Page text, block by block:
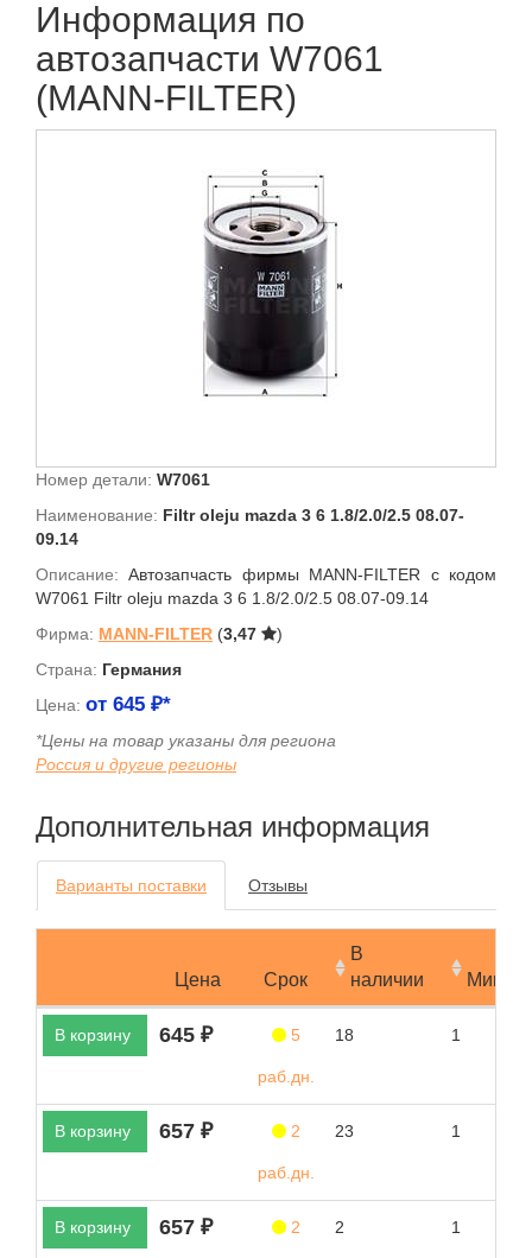
Информация по
автозапчасти W7061
(MANN-FILTER)
Номер детали: W7061
Наименование: Filtr oleju mazda 3 6 1.8/2.0/2.5 08.07-
09.14
Описание:Автозапчасть фирмы MANN-FILTER с кодом
W7061 Filtr oleju mazda 3 6 1.8/2.0/2.5 08.07-09.14
Фирма: MANN-FILTER (3,47
)
Страна: Германия
Цена: от 645 ₽*
*Цены на товар указаны для региона
Россия и другие регионы
Дополнительная информация
Варианты поставки Отзывы
Цена Срок
В
наличии
В корзину 645 ₽ 5
раб.дн.
18 1
В корзину 657 ₽ 2
раб.дн.
23 1
В корзину 657 ₽ 2 2 1